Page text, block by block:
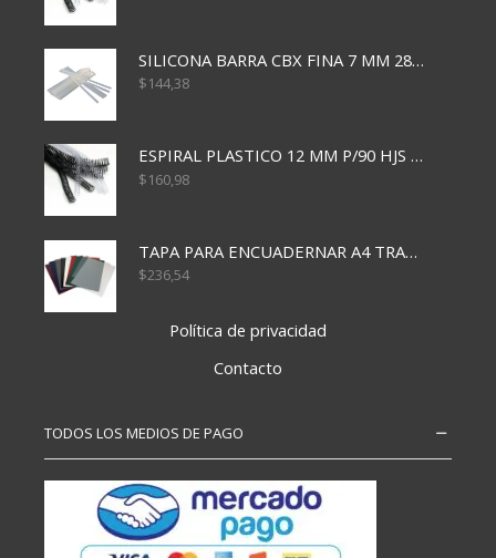
SILICONA BARRA CBX FINA 7 MM 28 CM
$144,38
ESPIRAL PLASTICO 12 MM P/90 HJS X50X1500
$160,98
TAPA PARA ENCUADERNAR A4 TRANSP x50x500
$236,54
Política de privacidad
Contacto
TODOS LOS MEDIOS DE PAGO